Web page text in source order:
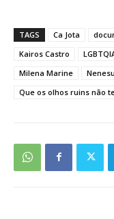
TAGS Ca Jota
Kairos Castro
Milena Marine
Que os olhos ruins não